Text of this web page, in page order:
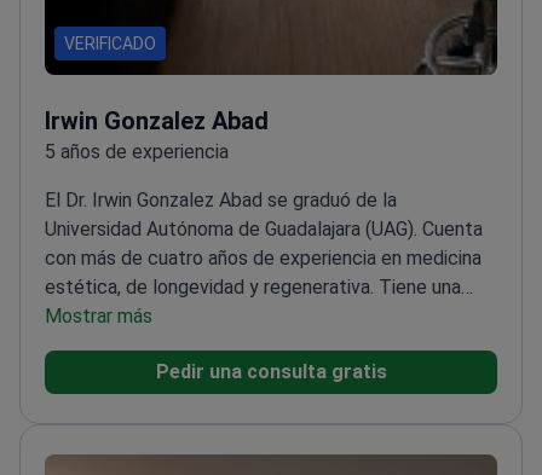
VERIFICADO
Irwin Gonzalez Abad
5 años de experiencia
El Dr. Irwin Gonzalez Abad se graduó de la
Universidad Autónoma de Guadalajara (UAG). Cuenta
con más de cuatro años de experiencia en medicina
estética, de longevidad y regenerativa. Tiene una
maestría en medicina estética y de longevidad, un
diplomado en ozonoterapia y la certificación de la
ISSCA (International Society for Stem Cell
procedimientos estéticos. Completó capacitación
personalizada con Galderma, Mint y Beyond
Mostrar más
Pedir una consulta gratis